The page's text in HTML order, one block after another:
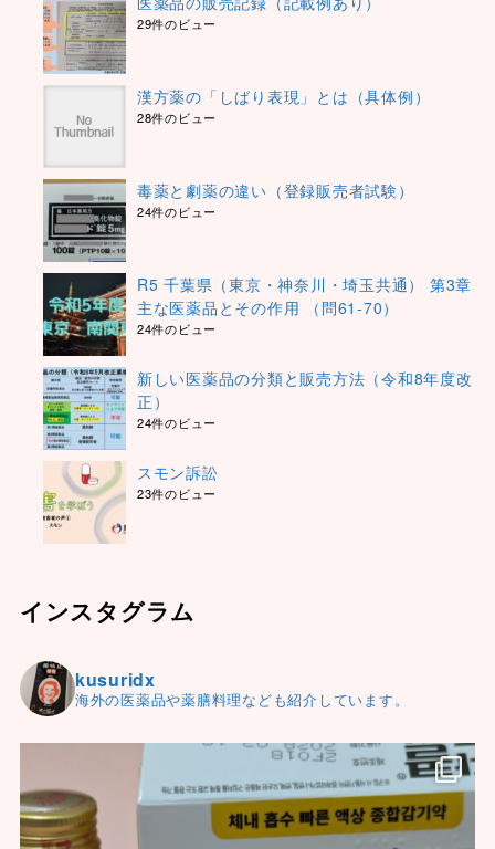
29件のビュー
漢方薬の「しばり表現」とは（具体例）
28件のビュー
毒薬と劇薬の違い（登録販売者試験）
24件のビュー
R5 千葉県（東京・神奈川・埼玉共通） 第3章
主な医薬品とその作用 （問61-70）
24件のビュー
新しい医薬品の分類と販売方法（令和8年度改
正）
24件のビュー
スモン訴訟
23件のビュー
インスタグラム
kusuridx
海外の医薬品や薬膳料理なども紹介しています。